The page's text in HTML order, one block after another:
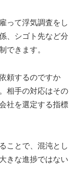
って浮気調査をし
、シゴト先など分
できます。
頼するのですか
相手の対応はその
社を選定する指標
ことで、混沌とし
きな進捗ではない